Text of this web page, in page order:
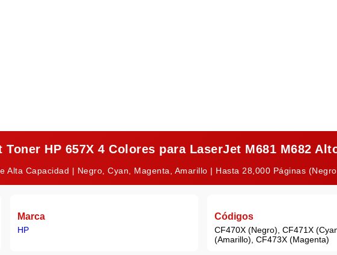
Toner HP 657X 4 Colores para LaserJet M681 M682
Alta Capacidad | Negro, Cyan, Magenta, Amarillo | Hasta 28,000 Páginas
Marca
HP
Códigos
CF470X (Negro), CF471X
(Amarillo), CF473X (Magenta)